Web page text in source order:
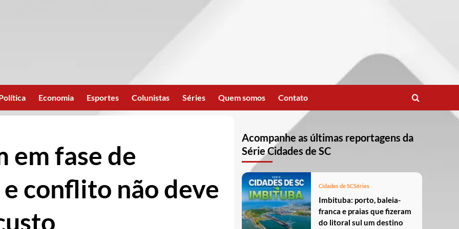
Economia Esportes Colunistas Séries Quem somos Contato
em fase de
conflito não deve
Acompanhe as últimas reportagens da
Série Cidades de SC
Cidades de SCSéries
Imbituba: porto, baleia-
franca e praias que fizeram
do litoral sul um destino